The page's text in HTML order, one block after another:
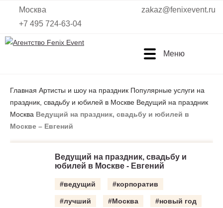
Москва
zakaz@fenixevent.ru
+7 495 724-63-04
Fenix
Event
Меню
Главная Артисты и шоу на праздник Популярные услуги на
праздник, свадьбу и юбилей в Москве Ведущий на праздник
Москва Ведущий на праздник, свадьбу и юбилей в
Москве – Евгений
Ведущий на праздник, свадьбу и
юбилей в Москве - Евгений
#ведущий #корпоратив
#лучший #Москва #новый год